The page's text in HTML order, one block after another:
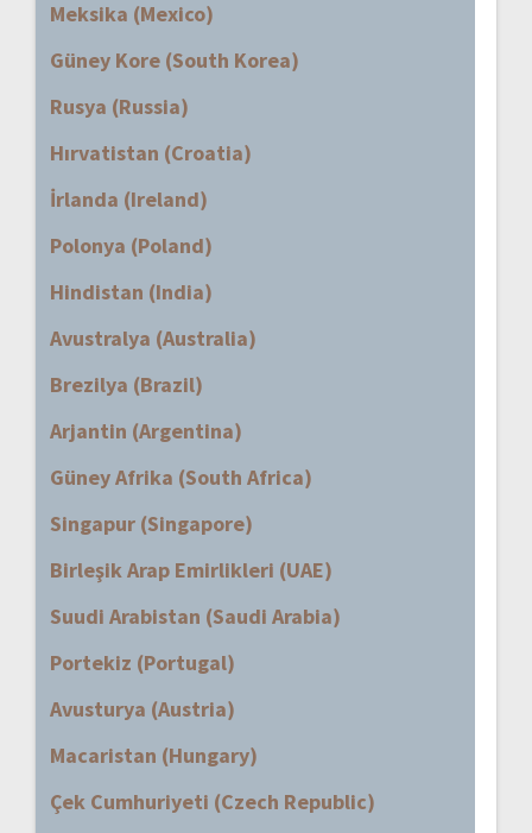
Meksika (Mexico)
Güney Kore (South Korea)
Rusya (Russia)
Hırvatistan (Croatia)
İrlanda (Ireland)
Polonya (Poland)
Hindistan (India)
Avustralya (Australia)
Brezilya (Brazil)
Arjantin (Argentina)
Güney Afrika (South Africa)
Singapur (Singapore)
Birleşik Arap Emirlikleri (UAE)
Suudi Arabistan (Saudi Arabia)
Portekiz (Portugal)
Avusturya (Austria)
Macaristan (Hungary)
Çek Cumhuriyeti (Czech Republic)